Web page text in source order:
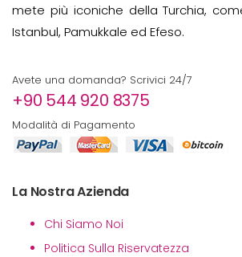
mete più iconiche della Turchia,
Istanbul, Pamukkale ed Efeso.
Avete una domanda? Scrivici 24/7
+90 544 920 8375
Modalità di Pagamento
La Nostra Azienda
Chi Siamo Noi
Politica Sulla Riservatezza